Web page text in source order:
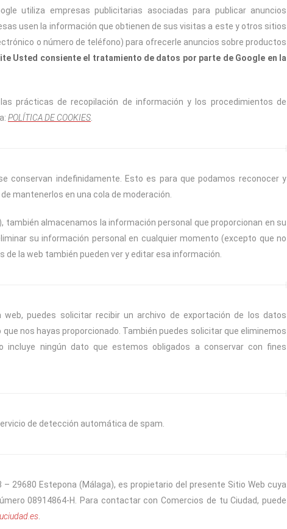
utiliza empresas publicitarias asociadas para publicar anuncios
usen la información que obtienen de sus visitas a este y otros sitios
o número de teléfono) para ofrecerle anuncios sobre productos
Usted consiente el tratamiento de datos por parte de Google en la
prácticas de recopilación de información y los procedimientos de
POLÍTICA DE COOKIES
conservan indefinidamente. Esto es para que podamos reconocer y
mantenerlos en una cola de moderación.
también almacenamos la información personal que proporcionan en su
su información personal en cualquier momento (excepto que no
la web también pueden ver y editar esa información.
puedes solicitar recibir un archivo de exportación de los datos
nos hayas proporcionado. También puedes solicitar que eliminemos
ningún dato que estemos obligados a conservar con fines
de detección automática de spam.
– 29680 Estepona (Málaga), es propietario del presente Sitio Web cuya
08914864-H. Para contactar con Comercios de tu Ciudad, puede